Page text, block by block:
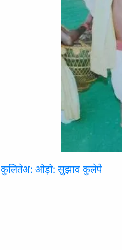
कुलितेअ: ओड़ो: सुझाव कुलेपे